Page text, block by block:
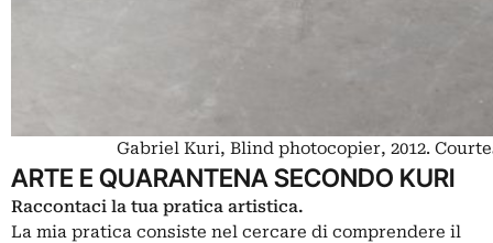
Gabriel Kuri, Blind photocopier, 2012.
ARTE E QUARANTENA SECONDO KURI
Raccontaci la tua pratica artistica.
La mia pratica consiste nel cercare di comprendere il